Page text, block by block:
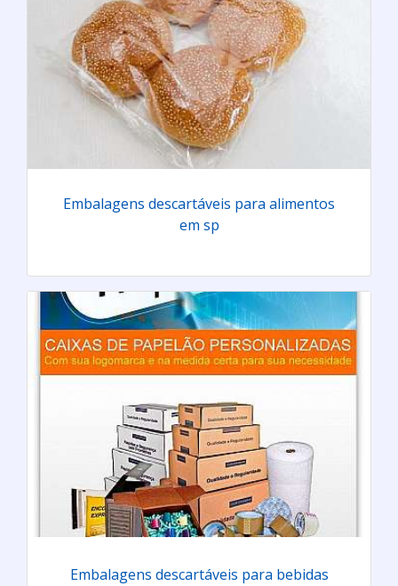
Embalagens descartáveis para alimentos
em sp
Embalagens descartáveis para bebidas